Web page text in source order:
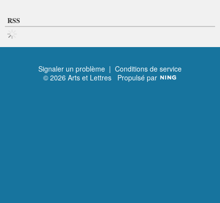
RSS
Signaler un problème | Conditions de service
© 2026 Arts et Lettres Propulsé par